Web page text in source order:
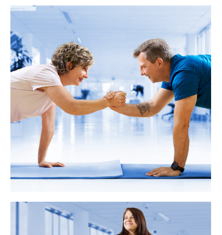
„Gemeinsam trainieren macht mehr
Spaß – deshalb stimme ich meinen
Dienstplan auf die Arbeitszeiten
meines Partners ab. Dank Flexteam
können wir so unsere freie Zeit
gemeinsam nutzen.”